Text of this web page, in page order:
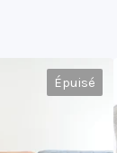
Épuisé